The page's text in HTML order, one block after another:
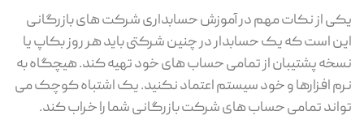
یکی از نکات مهم در آموزش حسابداری شرکت های بازرگانی
این است که یک حسابدار در چنین شرکتی باید هر روز بکاپ یا
نسخه پشتیبان از تمامی حساب های خود تهیه کند. هیچگاه به
نرم افزارها و خود سیستم اعتماد نکنید. یک اشتباه کوچک می
تواند تمامی حساب های شرکت بازرگانی شما را خراب کند.